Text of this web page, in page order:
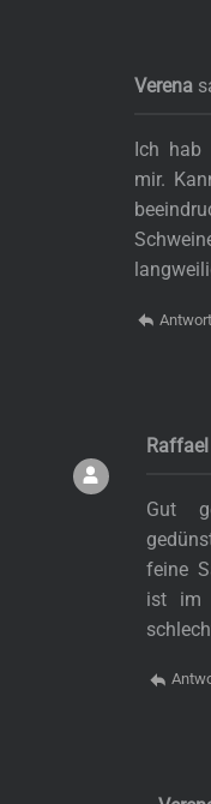
Verena
Ich hab
mir.
Raffael
Gut
feine
ist im